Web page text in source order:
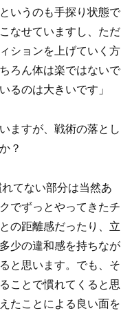
いうのも手探り状態で
なせていますし、ただ
ションを上げていく方
ろん体は楽ではないで
るのは大きいです」
ますが、戦術の落とし
？
てない部分は当然あ
でずっとやってきたチ
の距離感だったり、立
少の違和感を持ちなが
と思います。でも、そ
ことで慣れてくると思
たことによる良い面を